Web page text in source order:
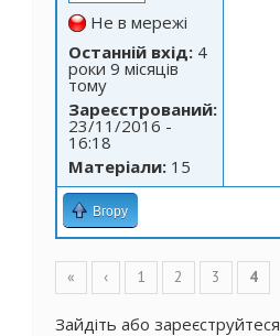
Не в мережі
Останній вхід: 4
роки 9 місяців
тому
Зареєстрований:
23/11/2016 -
16:18
Матеріали: 15
Вгору
Сторінки
« ‹ 1 2 3 4
Зайдіть або зареєструйтеся